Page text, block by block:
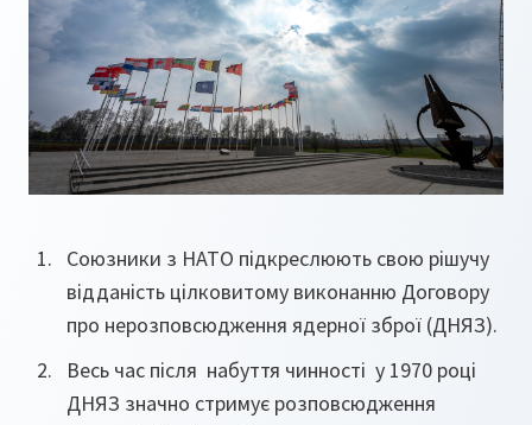
Союзники з НАТО підкреслюють свою рішучу
відданість цілковитому виконанню Договору
про нерозповсюдження ядерної зброї (ДНЯЗ).
Весь час після набуття чинності у 1970 році
ДНЯЗ значно стримує розповсюдження